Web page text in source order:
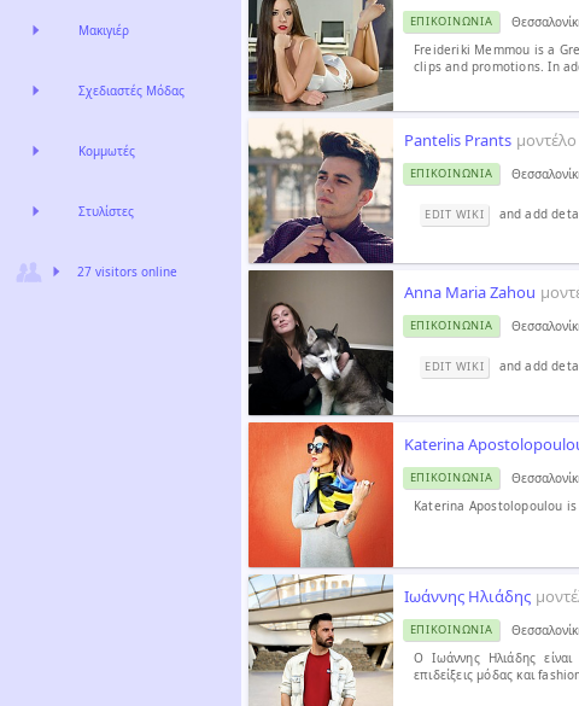
ΕΠΙΚΟΙΝΩΝΊΑ
Freideriki Memmou is a
clips and promotions. In
Pantelis Prants μοντέλο
ΕΠΙΚΟΙΝΩΝΊΑ
EDIT WIKI and add
Anna Maria Zahou
ΕΠΙΚΟΙΝΩΝΊΑ
EDIT WIKI and add
Katerina
ΕΠΙΚΟΙΝΩΝΊΑ
Katerina Apostolopoulou
Ιωάννης Ηλιάδης
ΕΠΙΚΟΙΝΩΝΊΑ
Ο Ιωάννης Ηλιάδης
επιδείξεις μόδας και
Μακιγιέρ
Σχεδιαστές Μόδας
Κομμωτές
Στυλίστες
27 visitors online